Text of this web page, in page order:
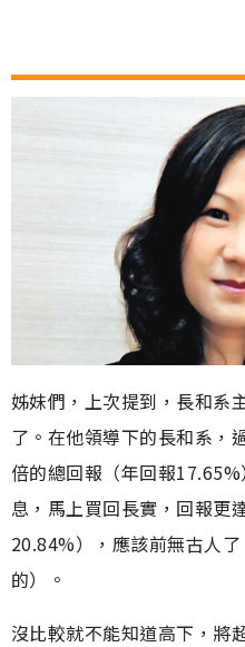
姊妹們，上次提到，長和系
了。在他領導下的長和系，
倍的總回報（年回報
息，馬上買回長實，回報更
20.84%），應該前無古人
的）。
沒比較就不能知道高下，將